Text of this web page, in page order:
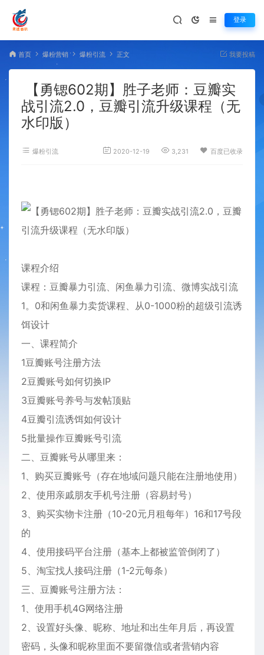
登录
首页 爆粉营销 爆粉引流 正文 我要投稿
【勇锶602期】胜子老师：豆瓣实
战引流2.0，豆瓣引流升级课程（无
水印版）
爆粉引流 2020-12-19 3,231 百度已收录
课程介绍
课程：豆瓣暴力引流、闲鱼暴力引流、微博实战引流
1。0和闲鱼暴力卖货课程、从0-1000粉的超级引流诱
饵设计
一、课程简介
1豆瓣账号注册方法
2豆瓣账号如何切换IP
3豆瓣账号养号与发帖顶贴
4豆瓣引流诱饵如何设计
5批量操作豆瓣账号引流
二、豆瓣账号从哪里来：
1、购买豆瓣账号（存在地域问题只能在注册地使用）
2、使用亲戚朋友手机号注册（容易封号）
3、购买实物卡注册（10-20元月租每年）16和17号段
的
4、使用接码平台注册（基本上都被监管倒闭了）
5、淘宝找人接码注册（1-2元每条）
三、豆瓣账号注册方法：
1、使用手机4G网络注册
2、设置好头像、昵称、地址和出生年月后，再设置
密码，头像和昵称里面不要留微信或者营销内容